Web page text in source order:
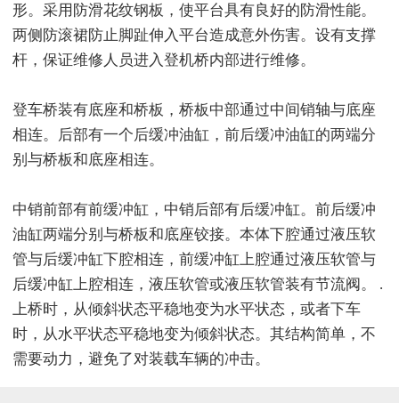
形。采用防滑花纹钢板，使平台具有良好的防滑性能。
两侧防滚裙防止脚趾伸入平台造成意外伤害。设有支撑
杆，保证维修人员进入登机桥内部进行维修。
登车桥装有底座和桥板，桥板中部通过中间销轴与底座
相连。后部有一个后缓冲油缸，前后缓冲油缸的两端分
别与桥板和底座相连。
中销前部有前缓冲缸，中销后部有后缓冲缸。前后缓冲
油缸两端分别与桥板和底座铰接。本体下腔通过液压软
管与后缓冲缸下腔相连，前缓冲缸上腔通过液压软管与
后缓冲缸上腔相连，液压软管或液压软管装有节流阀。 .
上桥时，从倾斜状态平稳地变为水平状态，或者下车
时，从水平状态平稳地变为倾斜状态。其结构简单，不
需要动力，避免了对装载车辆的冲击。